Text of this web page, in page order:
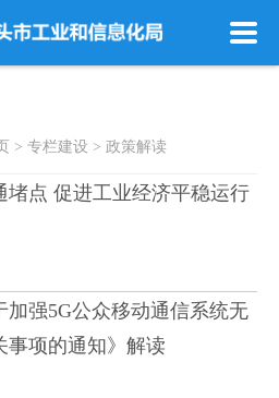
> 专栏建设 > 政策解读
堵点 促进工业经济平稳运行
加强5G公众移动通信系统无
事项的通知》解读